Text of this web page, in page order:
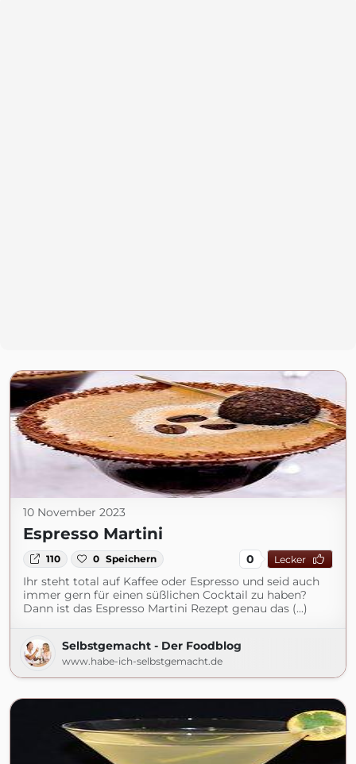
10 November 2023
Espresso Martini
110 0 Speichern 0 Lecker
Ihr steht total auf Kaffee oder Espresso und seid auch
immer gern für einen süßlichen Cocktail zu haben?
Dann ist das Espresso Martini Rezept genau das (...)
Selbstgemacht - Der Foodblog
www.habe-ich-selbstgemacht.de